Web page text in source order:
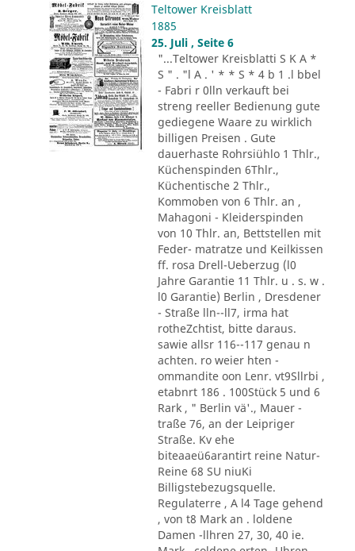
Teltower Kreisblatt
1885
25. Juli , Seite 6
"...Teltower Kreisblatti S K A *
S " . "l A . ' * * S * 4 b 1 .l bbel
- Fabri r 0lln verkauft bei
streng reeller Bedienung gute
gediegene Waare zu wirklich
billigen Preisen . Gute
dauerhaste Rohrsiühlo 1 Thlr.,
Küchenspinden 6Thlr.,
Küchentische 2 Thlr.,
Kommoben von 6 Thlr. an ,
Mahagoni - Kleiderspinden
von 10 Thlr. an, Bettstellen mit
Feder- matratze und Keilkissen
ff. rosa Drell-Ueberzug (l0
Jahre Garantie 11 Thlr. u . s. w .
l0 Garantie) Berlin , Dresdener
- Straße lln--ll7, irma hat
rotheZchtist, bitte daraus.
sawie allsr 116--117 genau n
achten. ro weier hten -
ommandite oon Lenr. vt9Sllrbi ,
etabnrt 186 . 100Stück 5 und 6
Rark , " Berlin vä'., Mauer -
traße 76, an der Leipriger
Straße. Kv ehe
biteaaeü6arantirt reine Natur-
Reine 68 SU niuKi
Billigstebezugsquelle.
Regulaterre , A l4 Tage gehend
, von t8 Mark an . loldene
Damen -llhren 27, 30, 40 ie.